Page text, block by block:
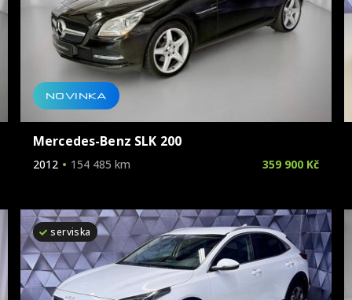
NOVINKA
Mercedes-Benz SLK 200
2012 154 485 km 359 900 Kč
serviska